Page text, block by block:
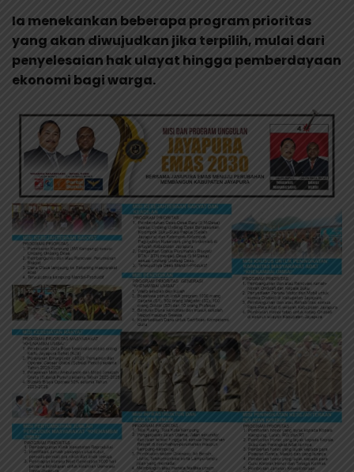
Ia menekankan beberapa program prioritas
yang akan diwujudkan jika terpilih, mulai dari
penyelesaian hak ulayat hingga pemberdayaan
ekonomi bagi warga.